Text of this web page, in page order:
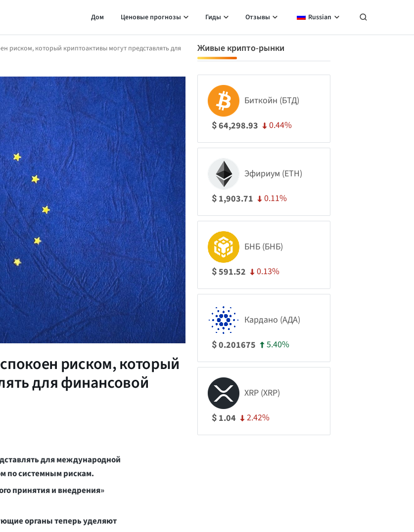
Дом Ценовые прогнозы Гиды Отзывы Russian
риском, который криптоактивы могут представлять для
риском, который
для финансовой
для международной
по системным рискам.
принятия и внедрения»
органы теперь уделяют
Живые крипто-рынки
Биткойн (БТД)
$64,298.93 0.44%
Эфириум (ETH)
$ 1,903.71 0.11%
БНБ (БНБ)
$591.52 0.13%
Кардано (АДА)
$0.201675 5.40%
XRP (XRP)
$ 1.04 2.42%